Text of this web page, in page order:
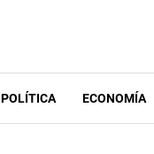
POLÍTICA ECONOMÍA